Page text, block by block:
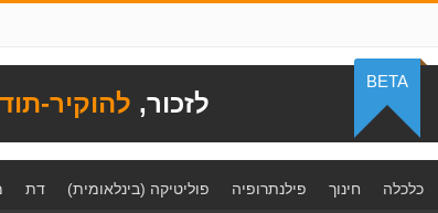
לזכור, להוקיר-
BETA
כלכלה חינוך פילנתרופיה פוליטיקה (בינלאומית) דת